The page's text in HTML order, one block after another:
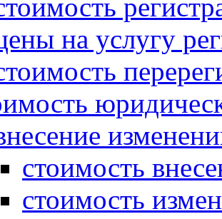
на услугу
стоимость
стоимость